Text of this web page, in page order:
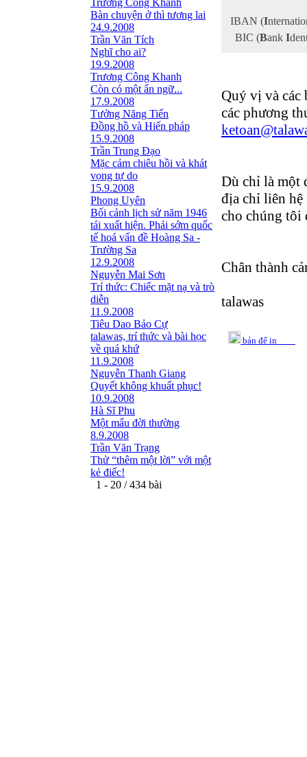
Trương Công Khanh
Bàn chuyện ở thì tương lai
24.9.2008
Trần Văn Tích
Nghĩ cho ai?
19.9.2008
Trương Công Khanh
Còn có một ẩn ngữ...
17.9.2008
Tưởng Năng Tiến
Đồng hồ và Hiến pháp
15.9.2008
Trần Trung Đạo
Mặc cảm chiêu hồi và khát
vọng tự do
15.9.2008
Phong Uyên
Bối cảnh lịch sử năm 1946
tái xuất hiện. Phải sớm quốc
tế hoá vấn đề Hoàng Sa -
Trường Sa
12.9.2008
Nguyễn Mai Sơn
Trí thức: Chiếc mặt nạ và trò
diễn
11.9.2008
Tiêu Dao Bảo Cự
talawas, trí thức và bài học
về quá khứ
11.9.2008
Nguyễn Thanh Giang
Quyết không khuất phục!
10.9.2008
Hà Sĩ Phu
Một mẩu đời thường
8.9.2008
Trần Văn Trạng
Thử “thêm một lời” với một
kẻ điếc!
1 - 20 / 434 bài
IBAN (I
BIC (Bank I
Quý vị và các
các phương
Dù chỉ là một
địa chỉ liên hệ
cho chúng
Chân thành
talawas
bản để in